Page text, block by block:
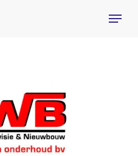
Menu